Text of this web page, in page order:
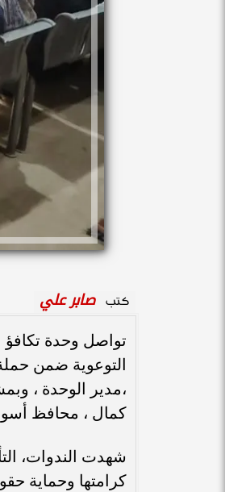
كتب صابر علي
تواصل وحدة
التوعوية ضمن
،مدير الوحدة ،
كمال ، محافظ
شهدت الندوات،
كرامتها وحماية